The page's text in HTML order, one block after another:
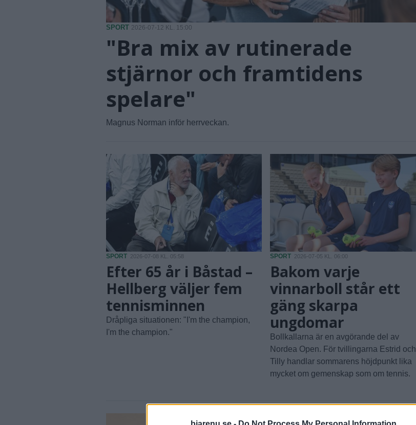
SPORT 2026-07-12 KL. 15:00
"Bra mix av rutinerade
stjärnor och framtidens
spelare"
Magnus Norman inför herrveckan.
SPORT 2026-07-08 KL. 05:58
Efter 65 år i Båstad –
Hellberg väljer fem
tennisminnen
Dråpliga situationen: "I'm the champion,
I'm the champion."
SPORT 2026-07-05 KL. 06:00
Bakom varje
vinnarboll står ett
gäng skarpa
ungdomar
Bollkallarna är en avgörande del av
Nordea Open. För tvillingarna Estrid och
Tilly handlar sommarens höjdpunkt lika
mycket om gemenskap som om tennis.